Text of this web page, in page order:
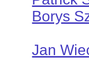
Borys
Jan